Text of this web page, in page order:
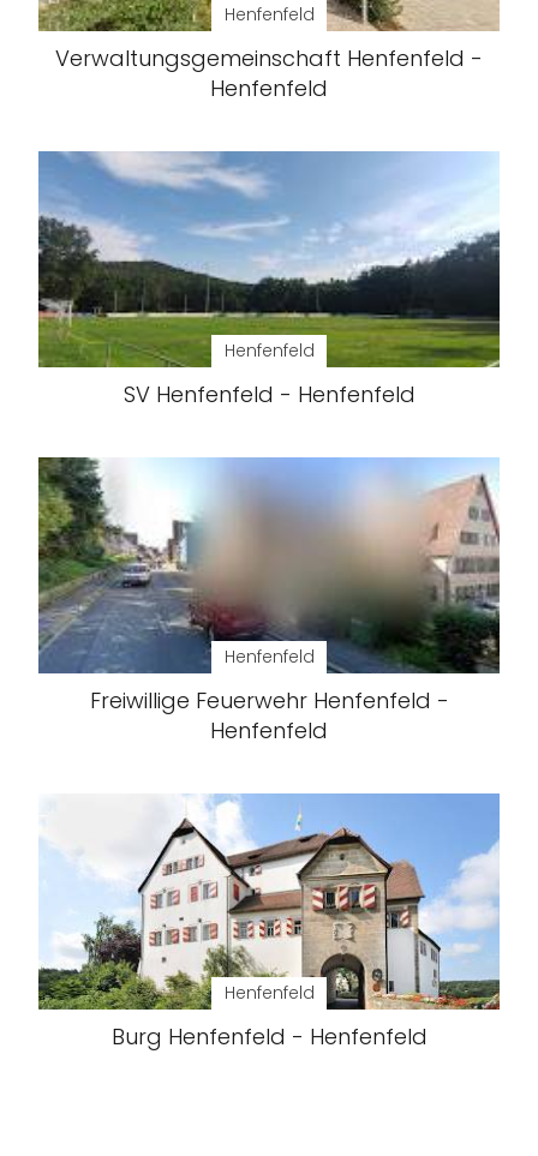
Henfenfeld
Verwaltungsgemeinschaft Henfenfeld -
Henfenfeld
Henfenfeld
SV Henfenfeld - Henfenfeld
Henfenfeld
Freiwillige Feuerwehr Henfenfeld -
Henfenfeld
Henfenfeld
Burg Henfenfeld - Henfenfeld